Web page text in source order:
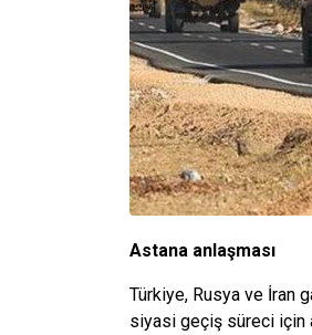
Astana anlaşması
Türkiye, Rusya ve İran
siyasi geçiş süreci için